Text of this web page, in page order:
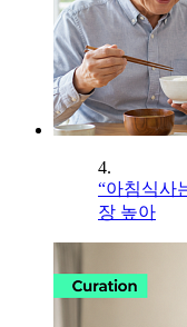
4.
“아침식사
장 높아